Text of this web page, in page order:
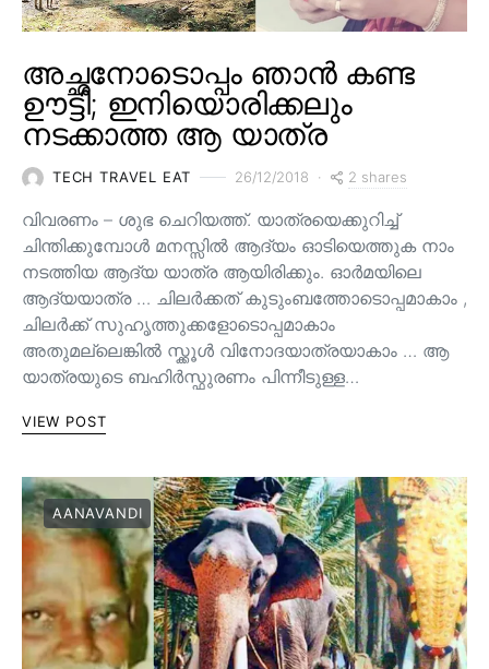
അച്ഛനോടൊപ്പം ഞാൻ കണ്ട
ഊട്ടി; ഇനിയൊരിക്കലും
നടക്കാത്ത ആ യാത്ര
TECH TRAVEL EAT 26/12/2018 2 shares
വിവരണം – ശുഭ ചെറിയത്ത്. യാത്രയെക്കുറിച്ച്
ചിന്തിക്കുമ്പോൾ മനസ്സിൽ ആദ്യം ഓടിയെത്തുക നാം
നടത്തിയ ആദ്യ യാത്ര ആയിരിക്കും. ഓർമയിലെ
ആദ്യയാത്ര … ചിലർക്കത് കുടുംബത്തോടൊപ്പമാകാം ,
ചിലർക്ക് സുഹൃത്തുക്കളോടൊപ്പമാകാം
അതുമല്ലെങ്കിൽ സ്ക്കൂൾ വിനോദയാത്രയാകാം … ആ
യാത്രയുടെ ബഹിർസ്ഫുരണം പിന്നീടുള്ള…
VIEW POST
AANAVANDI